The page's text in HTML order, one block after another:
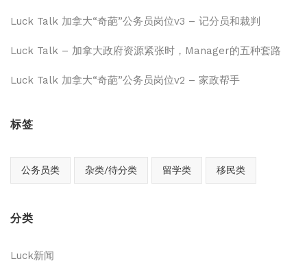
Luck Talk 加拿大“奇葩”公务员岗位v3 – 记分员和裁判
Luck Talk – 加拿大政府资源紧张时，Manager的五种套路
Luck Talk 加拿大“奇葩”公务员岗位v2 – 家政帮手
标签
公务员类 杂类/待分类 留学类 移民类
分类
Luck新闻